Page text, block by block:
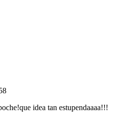
idea tan estupendaaaa!!!